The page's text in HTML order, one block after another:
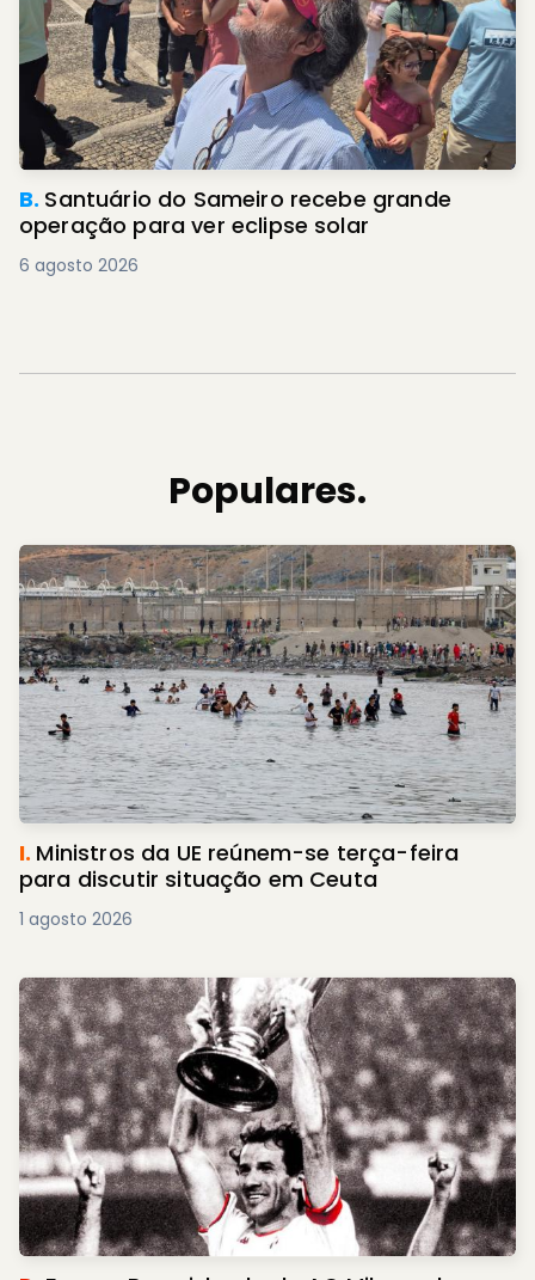
B. Santuário do Sameiro recebe grande
operação para ver eclipse solar
6 agosto 2026
Populares.
I. Ministros da UE reúnem-se terça-feira
para discutir situação em Ceuta
1 agosto 2026